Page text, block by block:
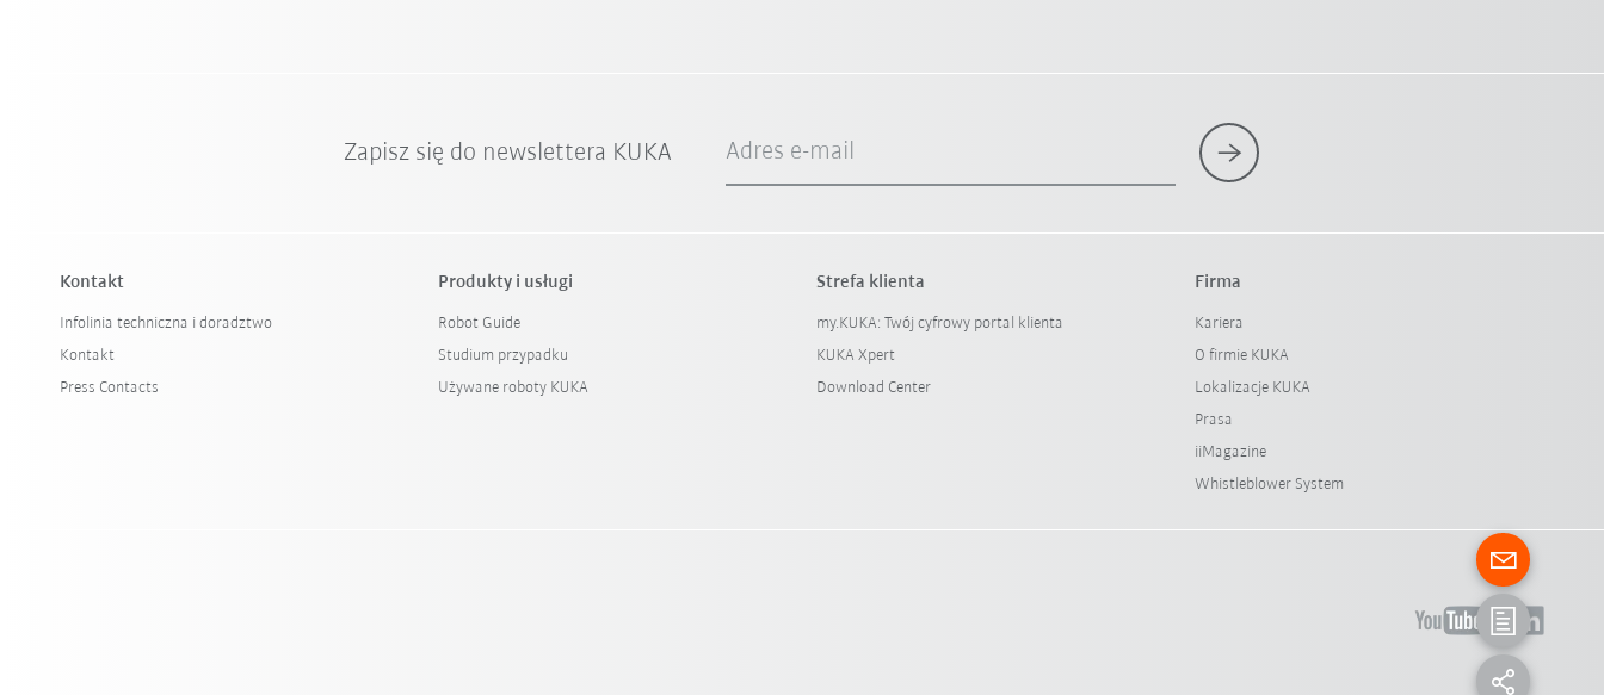
Zapisz się do newslettera KUKA Adres e-mail
Kontakt
Infolinia techniczna i doradztwo
Kontakt
Press Contacts
Produkty i usługi
Robot Guide
Studium przypadku
Używane roboty KUKA
Strefa klienta
my.KUKA: Twój cyfrowy portal klienta
KUKA Xpert
Download Center
Firma
Kariera
O firmie KUKA
Lokalizacje KUKA
Prasa
iiMagazine
Whistleblower System